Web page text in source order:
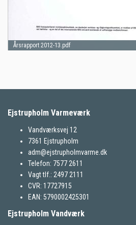
Årsrapport 2012-13.pdf
Ejstrupholm Varmeværk
Vandværksvej 12
7361 Ejstrupholm
adm@ejstrupholmvarme.dk
Telefon: 7577 2611
Vagt tlf.: 2497 2111
CVR: 17727915
EAN: 5790002425301
Ejstrupholm Vandværk